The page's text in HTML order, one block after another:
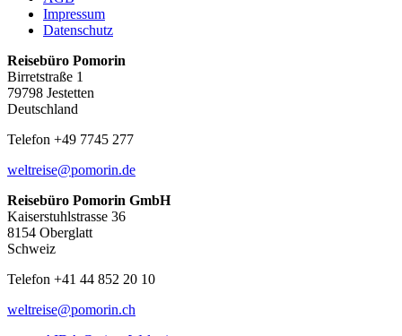
Impressum
Datenschutz
Reisebüro Pomorin
Birretstraße 1
79798 Jestetten
Deutschland
Telefon +49 7745 277
weltreise@pomorin.de
Reisebüro Pomorin GmbH
Kaiserstuhlstrasse 36
8154 Oberglatt
Schweiz
Telefon +41 44 852 20 10
weltreise@pomorin.ch